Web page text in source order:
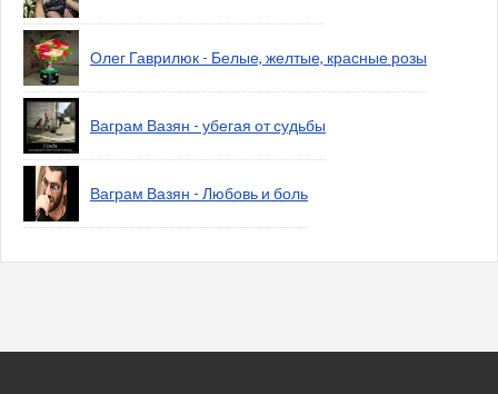
Олег Гаврилюк - Белые, желтые, красные розы
Ваграм Вазян - убегая от судьбы
Ваграм Вазян - Любовь и боль